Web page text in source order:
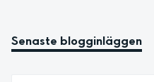
Senaste blogginläggen